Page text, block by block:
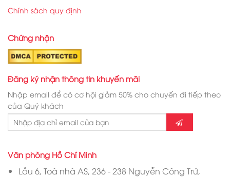
Chính sách quy định
Chứng nhận
Đăng ký nhận thông tin khuyến mãi
Nhập email để có cơ hội giảm 50% cho chuyến đi tiếp theo
của Quý khách
Văn phòng Hồ Chí Minh
Lầu 6, Toà nhà AS, 236 - 238 Nguyễn Công Trứ,